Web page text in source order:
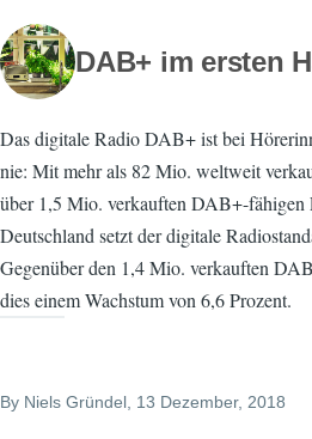
DAB+ im ersten
Das digitale Radio DAB+ ist bei
nie: Mit mehr als 82 Mio. weltweit
über 1,5 Mio. verkauften DAB+-fähigen
Deutschland setzt der digitale
Gegenüber den 1,4 Mio. verkauften
dies einem Wachstum von 6,6 Prozent.
By Niels Gründel, 13 Dezember, 2018